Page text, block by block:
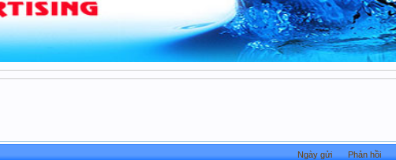
Ngày gửi Phản hồi